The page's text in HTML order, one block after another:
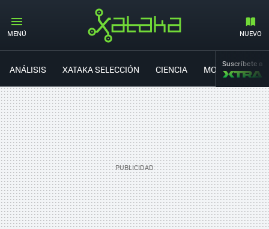
MENÚ NUEVO
ANÁLISIS XATAKA SELECCIÓN CIENCIA MOVILIDAD
Suscríbete a